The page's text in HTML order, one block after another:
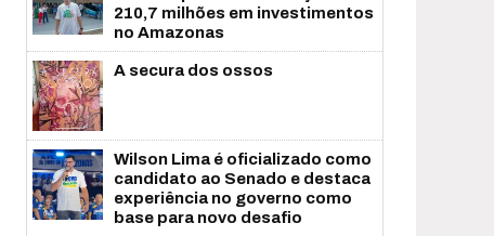
210,7 milhões em investimentos
no Amazonas
A secura dos ossos
Wilson Lima é oficializado como
candidato ao Senado e destaca
experiência no governo como
base para novo desafio